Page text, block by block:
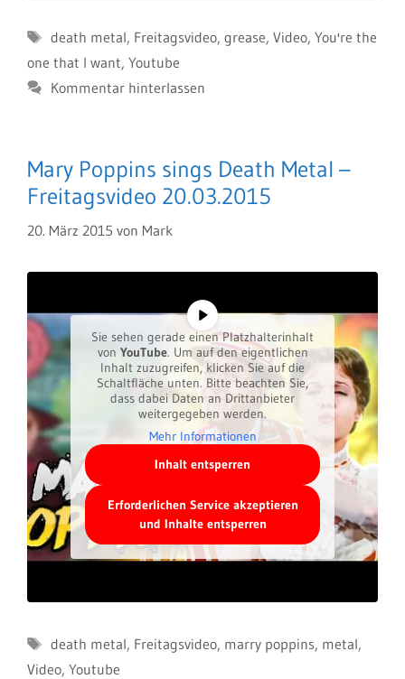
Schlagwörter
death metal, Freitagsvideo, grease, Video, You're the
one that I want, Youtube
Kommentar hinterlassen
Mary Poppins sings Death Metal –
Freitagsvideo 20.03.2015
20. März 2015 von Mark
Sie sehen gerade einen Platzhalterinhalt
von YouTube. Um auf den eigentlichen
Inhalt zuzugreifen, klicken Sie auf die
Schaltfläche unten. Bitte beachten Sie,
dass dabei Daten an Drittanbieter
weitergegeben werden.
Mehr Informationen
Inhalt entsperren
Erforderlichen Service akzeptieren
und Inhalte entsperren
Schlagwörter
death metal, Freitagsvideo, marry poppins, metal,
Video, Youtube